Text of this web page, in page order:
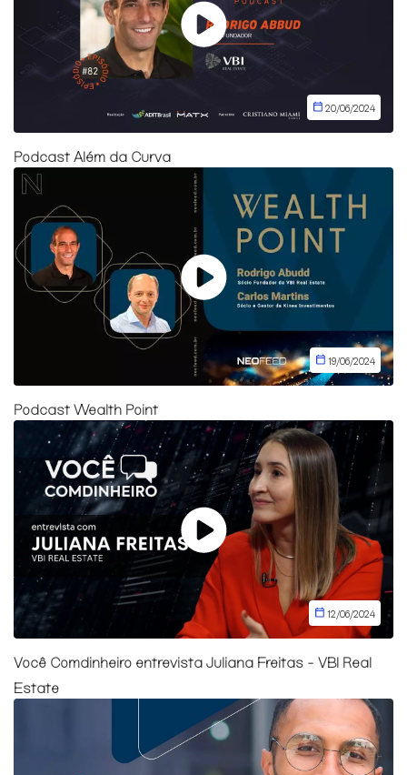
20/06/2024
Podcast Além da Curva
19/06/2024
Podcast Wealth Point
12/06/2024
Você Comdinheiro entrevista Juliana Freitas - VBI Real
Estate